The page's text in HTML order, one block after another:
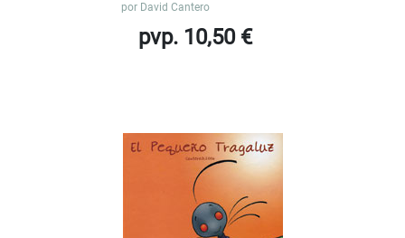
por David Cantero
pvp. 10,50 €